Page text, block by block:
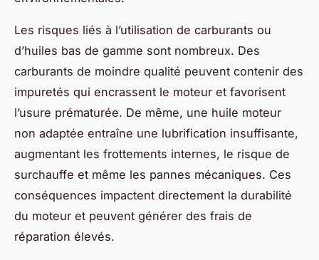
Les risques liés à l’utilisation de carburants ou
d’huiles bas de gamme sont nombreux. Des
carburants de moindre qualité peuvent contenir des
impuretés qui encrassent le moteur et favorisent
l’usure prématurée. De même, une huile moteur
non adaptée entraîne une lubrification insuffisante,
augmentant les frottements internes, le risque de
surchauffe et même les pannes mécaniques. Ces
conséquences impactent directement la durabilité
du moteur et peuvent générer des frais de
réparation élevés.